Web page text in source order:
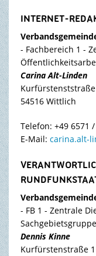
INTERNET-
- Fachbereich 1 -
Carina Alt-Linden
Kurfürstenststraße
54516 Wittlich
Telefon: +49 6571
E-Mail: carina.alt-
- FB 1 - Zentrale
Dennis Kinne
Kurfürstenstraße 1